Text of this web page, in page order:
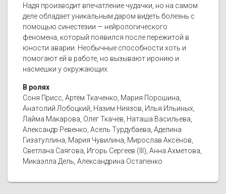
Надя производит впечатление чудачки, но на самом
деле обладает уникальным даром видеть болезнь с
помощью синестезии — нейрологического
феномена, который появился после пережитой в
юности аварии. Необычные способности хоть и
помогают ей в работе, но вызывают иронию и
насмешки у окружающих.
В ролях
Соня Присс, Артём Ткаченко, Мария Порошина,
Анатолий Лобоцкий, Назим Ниязов, Илья Ильиных,
Лайма Макарова, Олег Ткачёв, Наташа Васильева,
Александр Ревенко, Асель Турдубаева, Аделина
Гизатуллина, Мария Чувилина, Мирослав Аксёнов,
Светлана Саягова, Игорь Сергеев (III), Анна Ахметова,
Микаэлла Дель, Александрина Остапенко